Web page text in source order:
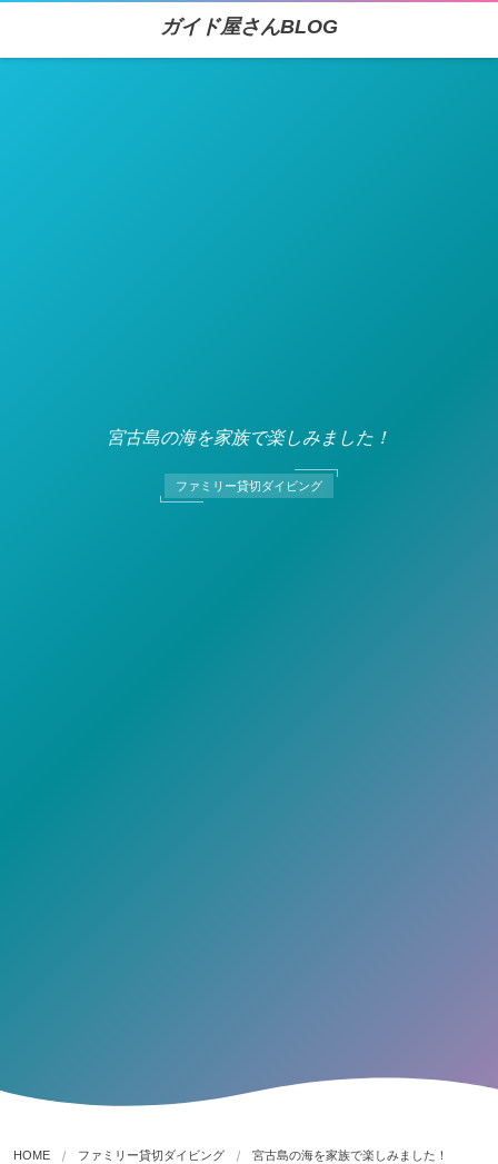
ガイド屋さんBLOG
宮古島の海を家族で楽しみました！
ファミリー貸切ダイビング
HOME ファミリー貸切ダイビング 宮古島の海を家族で楽しみました！